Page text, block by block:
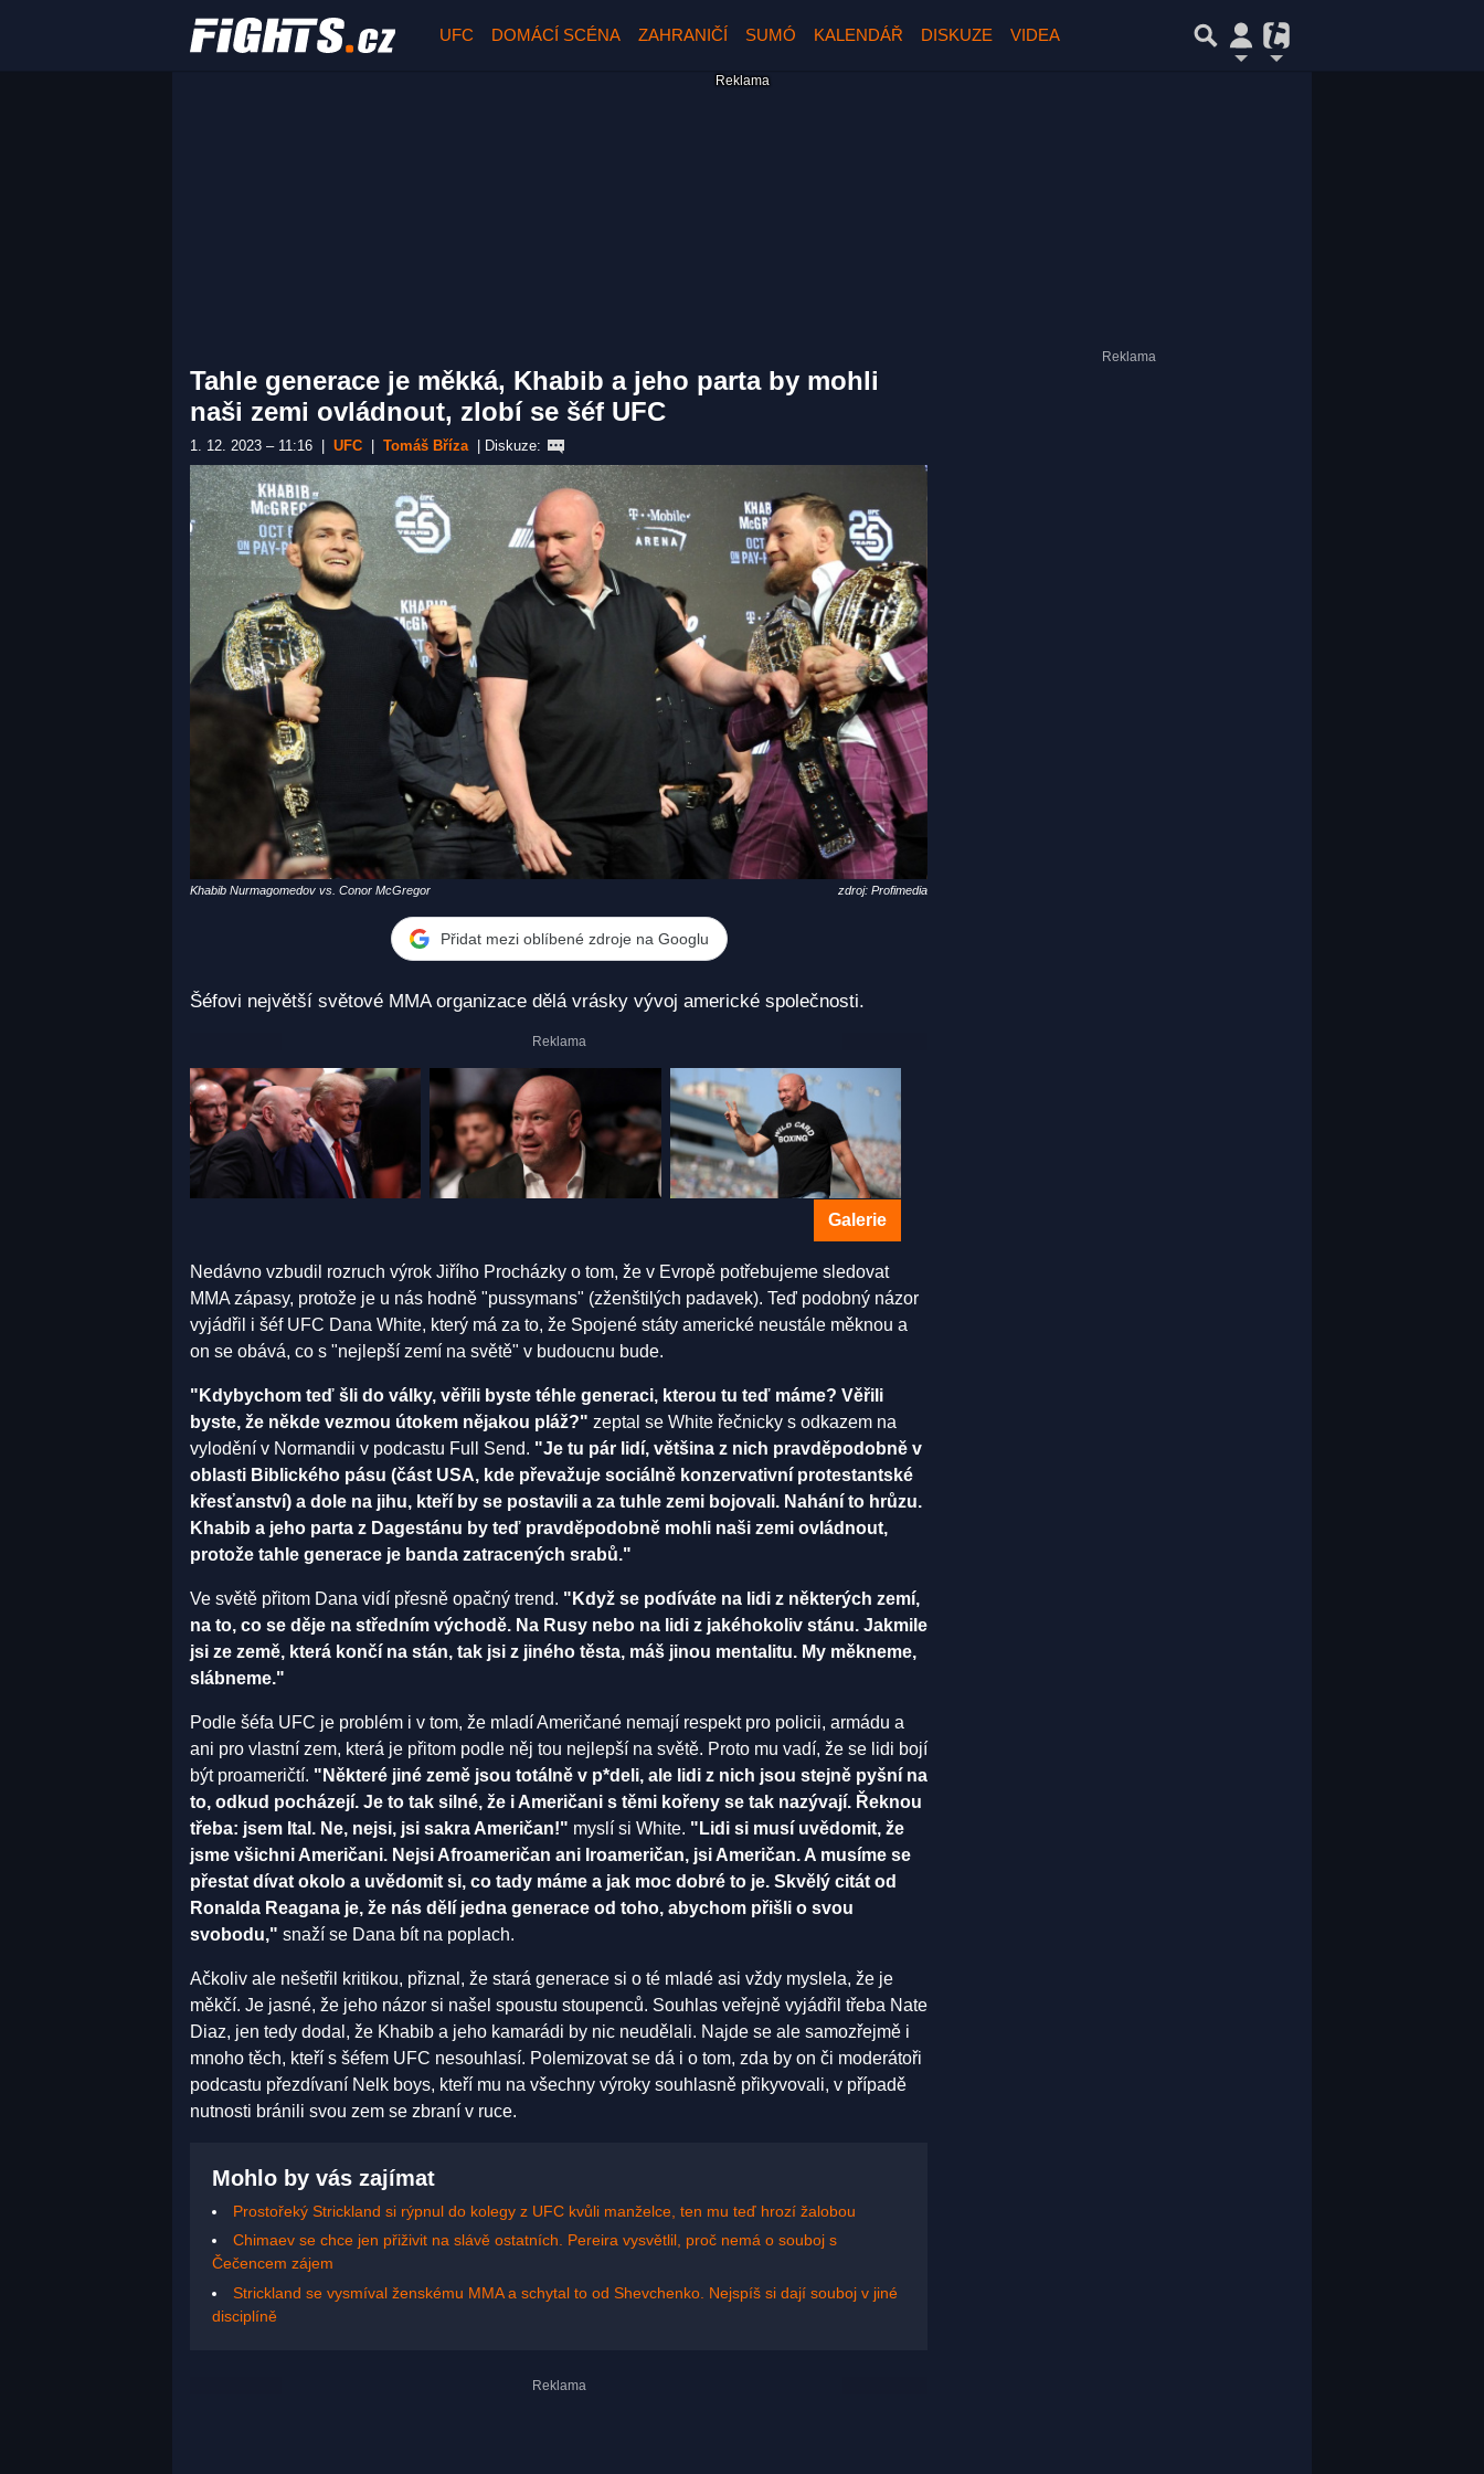
UFC DOMÁCÍ SCÉNA ZAHRANIČÍ SUMÓ KALENDÁŘ DISKUZE VIDEA
Tahle generace je měkká, Khabib a jeho parta by mohli
naši zemi ovládnout, zlobí se šéf UFC
1. 12. 2023 – 11:16 UFC Tomáš Bříza Diskuze:
Khabib Nurmagomedov vs. Conor McGregor zdroj: Profimedia
Přidat mezi oblíbené zdroje na Googlu
Šéfovi největší světové MMA organizace dělá vrásky vývoj americké společnosti.
Galerie
Nedávno vzbudil rozruch výrok Jiřího Procházky o tom, že v Evropě potřebujeme sledovat
MMA zápasy, protože je u nás hodně "pussymans" (zženštilých padavek). Teď podobný názor
vyjádřil i šéf UFC Dana White, který má za to, že Spojené státy americké neustále měknou a
on se obává, co s "nejlepší zemí na světě" v budoucnu bude.
"Kdybychom teď šli do války, věřili byste téhle generaci, kterou tu teď máme? Věřili
byste, že někde vezmou útokem nějakou pláž?" zeptal se White řečnicky s odkazem na
vylodění v Normandii v podcastu Full Send. "Je tu pár lidí, většina z nich pravděpodobně v
oblasti Biblického pásu (část USA, kde převažuje sociálně konzervativní protestantské
křesťanství) a dole na jihu, kteří by se postavili a za tuhle zemi bojovali. Nahání to hrůzu.
Khabib a jeho parta z Dagestánu by teď pravděpodobně mohli naši zemi ovládnout,
protože tahle generace je banda zatracených srabů."
Ve světě přitom Dana vidí přesně opačný trend. "Když se podíváte na lidi z některých zemí,
na to, co se děje na středním východě. Na Rusy nebo na lidi z jakéhokoliv stánu. Jakmile
jsi ze země, která končí na stán, tak jsi z jiného těsta, máš jinou mentalitu. My měkneme,
slábneme."
Podle šéfa UFC je problém i v tom, že mladí Američané nemají respekt pro policii, armádu a
ani pro vlastní zem, která je přitom podle něj tou nejlepší na světě. Proto mu vadí, že se lidi bojí
být proameričtí. "Některé jiné země jsou totálně v p*deli, ale lidi z nich jsou stejně pyšní na
to, odkud pocházejí. Je to tak silné, že i Američani s těmi kořeny se tak nazývají. Řeknou
třeba: jsem Ital. Ne, nejsi, jsi sakra Američan!" myslí si White. "Lidi si musí uvědomit, že
jsme všichni Američani. Nejsi Afroameričan ani Iroameričan, jsi Američan. A musíme se
přestat dívat okolo a uvědomit si, co tady máme a jak moc dobré to je. Skvělý citát od
Ronalda Reagana je, že nás dělí jedna generace od toho, abychom přišli o svou
svobodu," snaží se Dana bít na poplach.
Ačkoliv ale nešetřil kritikou, přiznal, že stará generace si o té mladé asi vždy myslela, že je
měkčí. Je jasné, že jeho názor si našel spoustu stoupenců. Souhlas veřejně vyjádřil třeba Nate
Diaz, jen tedy dodal, že Khabib a jeho kamarádi by nic neudělali. Najde se ale samozřejmě i
mnoho těch, kteří s šéfem UFC nesouhlasí. Polemizovat se dá i o tom, zda by on či moderátoři
podcastu přezdívaní Nelk boys, kteří mu na všechny výroky souhlasně přikyvovali, v případě
nutnosti bránili svou zem se zbraní v ruce.
Mohlo by vás zajímat
Prostořeký Strickland si rýpnul do kolegy z UFC kvůli manželce, ten mu teď hrozí žalobou
Chimaev se chce jen přiživit na slávě ostatních. Pereira vysvětlil, proč nemá o souboj s
Čečencem zájem
Strickland se vysmíval ženskému MMA a schytal to od Shevchenko. Nejspíš si dají souboj v jiné
disciplíně